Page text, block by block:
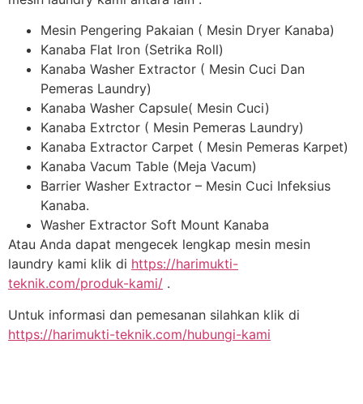
Mesin Pengering Pakaian ( Mesin Dryer Kanaba)
Kanaba Flat Iron (Setrika Roll)
Kanaba Washer Extractor ( Mesin Cuci Dan
Pemeras Laundry)
Kanaba Washer Capsule( Mesin Cuci)
Kanaba Extrctor ( Mesin Pemeras Laundry)
Kanaba Extractor Carpet ( Mesin Pemeras Karpet)
Kanaba Vacum Table (Meja Vacum)
Barrier Washer Extractor – Mesin Cuci Infeksius
Kanaba.
Washer Extractor Soft Mount Kanaba
Atau Anda dapat mengecek lengkap mesin mesin
laundry kami klik di https://harimukti-
teknik.com/produk-kami/ .
Untuk informasi dan pemesanan silahkan klik di
https://harimukti-teknik.com/hubungi-kami